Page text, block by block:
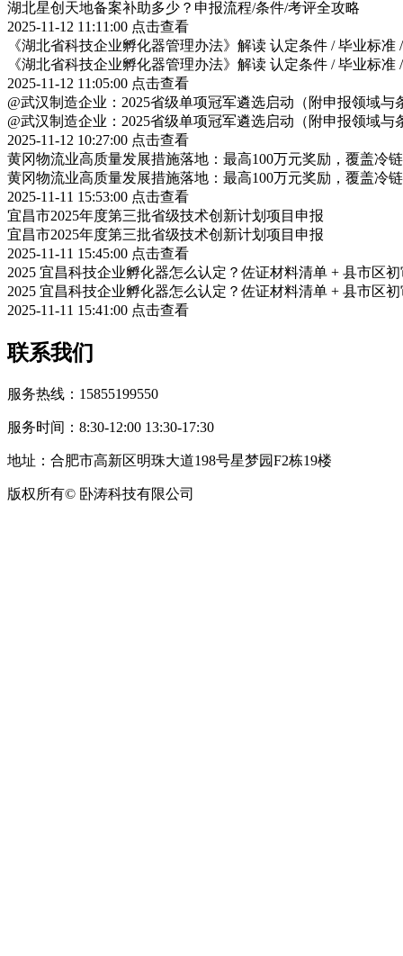
湖北星创天地备案补助多少？申报流程/条件/考评全攻略
2025-11-12 11:11:00 点击查看
《湖北省科技企业孵化器管理办法》解读 认定条件 / 毕业标准
《湖北省科技企业孵化器管理办法》解读 认定条件 / 毕业标准
2025-11-12 11:05:00 点击查看
@武汉制造企业：2025省级单项冠军遴选启动（附申报领域与
@武汉制造企业：2025省级单项冠军遴选启动（附申报领域与
2025-11-12 10:27:00 点击查看
黄冈物流业高质量发展措施落地：最高100万元奖励，覆盖冷
黄冈物流业高质量发展措施落地：最高100万元奖励，覆盖冷
2025-11-11 15:53:00 点击查看
宜昌市2025年度第三批省级技术创新计划项目申报
宜昌市2025年度第三批省级技术创新计划项目申报
2025-11-11 15:45:00 点击查看
2025 宜昌科技企业孵化器怎么认定？佐证材料清单 + 县市区
2025 宜昌科技企业孵化器怎么认定？佐证材料清单 + 县市区
2025-11-11 15:41:00 点击查看
联系我们
服务热线：15855199550
服务时间：8:30-12:00 13:30-17:30
地址：合肥市高新区明珠大道198号星梦园F2栋19楼
版权所有© 卧涛科技有限公司